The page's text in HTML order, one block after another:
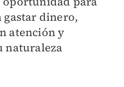
gastar dinero,
atención y
naturaleza